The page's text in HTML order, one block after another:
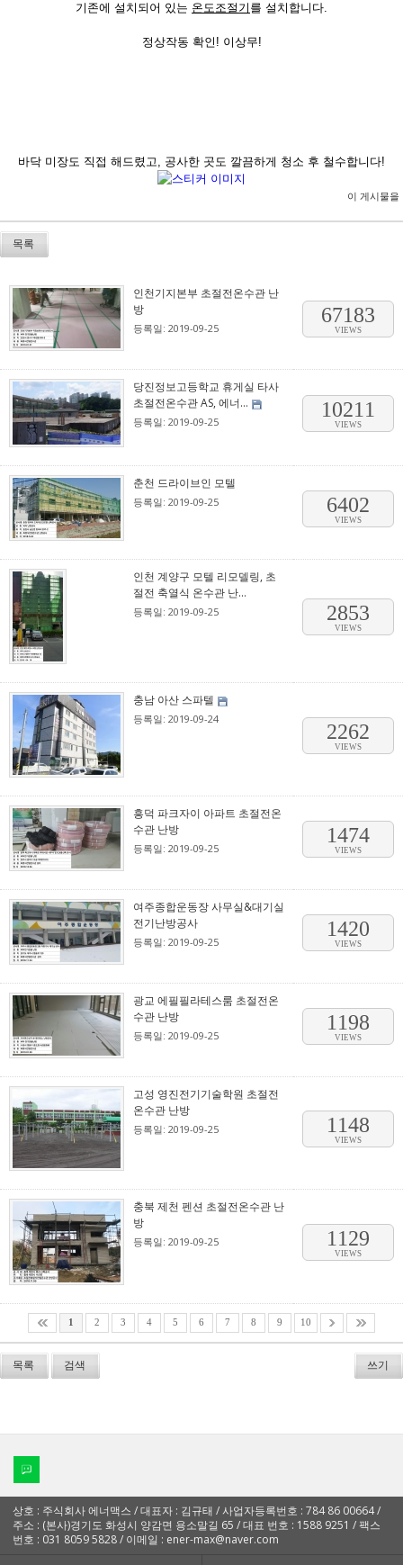
기존에 설치되어 있는 온도조절기 를 설치합니다.
정상작동 확인! 이상무!
바닥 미장도 직접 해드렸고, 공사한 곳도 깔끔하게 청소 후 철수합니다!
이 게시물을
목록
인천기지본부 초절전온수관 난
방
등록일: 2019-09-25
67183
VIEWS
당진정보고등학교 휴게실 타사
초절전온수관 AS, 에너...
등록일: 2019-09-25
10211
VIEWS
춘천 드라이브인 모텔
등록일: 2019-09-25 6402
VIEWS
인천 계양구 모텔 리모델링, 초
절전 축열식 온수관 난...
등록일: 2019-09-25 2853
VIEWS
충남 아산 스파텔
등록일: 2019-09-24
2262
VIEWS
흥덕 파크자이 아파트 초절전온
수관 난방
등록일: 2019-09-25
1474
VIEWS
여주종합운동장 사무실&대기실
전기난방공사
등록일: 2019-09-25
1420
VIEWS
광교 에필필라테스룸 초절전온
수관 난방
등록일: 2019-09-25
1198
VIEWS
고성 영진전기기술학원 초절전
온수관 난방
등록일: 2019-09-25 1148
VIEWS
충북 제천 펜션 초절전온수관 난
방
등록일: 2019-09-25 1129
VIEWS
1 2 3 4 5 6 7 8 9 10
목록 검색 쓰기
상호 : 주식회사 에너맥스 / 대표자 : 김규태 / 사업자등록번호 : 784 86 00664 /
주소 : (본사)경기도 화성시 양감면 용소말길 65 / 대표 번호 : 1588 9251 / 팩스
번호 : 031 8059 5828 / 이메일 : ener-max@naver.com